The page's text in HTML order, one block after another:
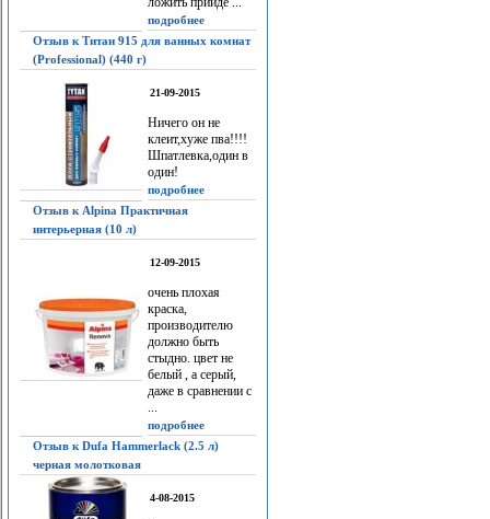
подробнее
Отзыв к Титан 915 для ванных комнат
(Professional) (440 г)
21-09-2015
Ничего он не
клеит,хуже пва!!!!
Шпатлевка,один в
один!
подробнее
Отзыв к Alpina Практичная
интерьерная (10 л)
12-09-2015
очень плохая
краска,
производителю
должно быть
стыдно. цвет не
белый , а серый,
даже в сравнении с
...
подробнее
Отзыв к Dufa Hammerlack (2.5 л)
черная молотковая
4-08-2015